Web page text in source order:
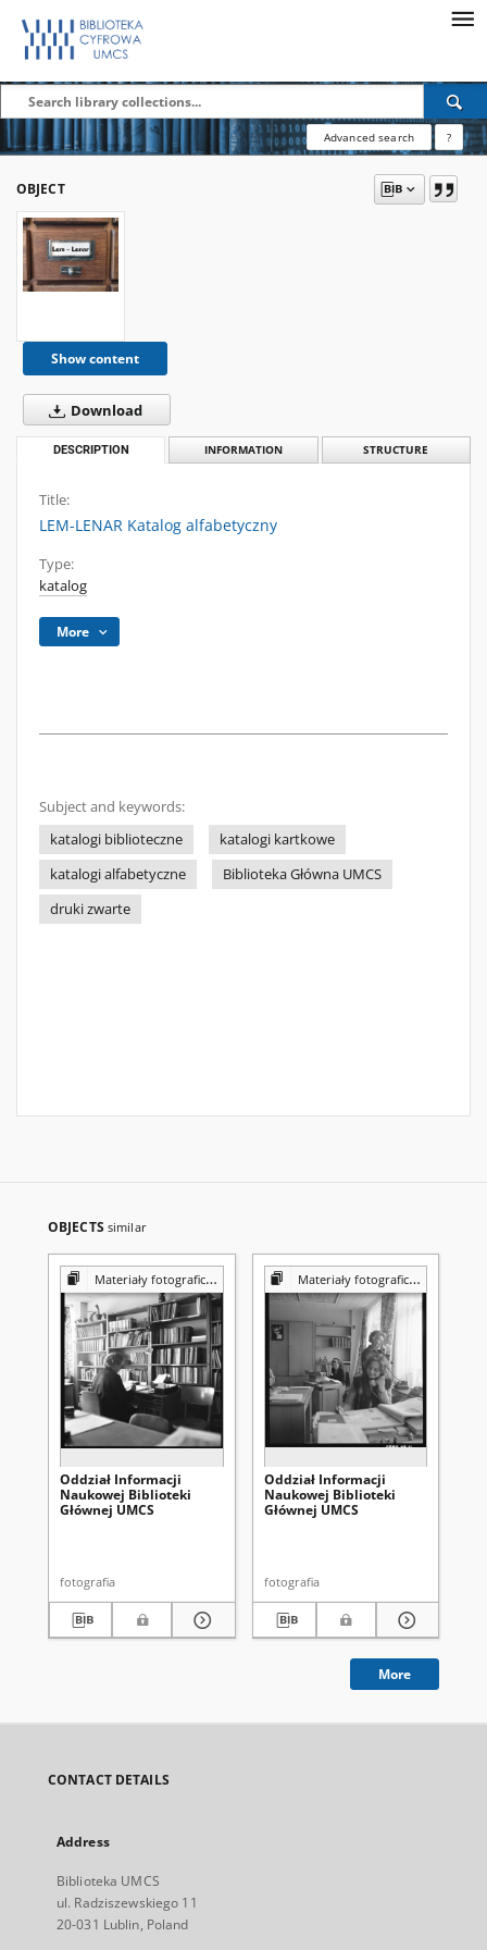
Advanced search ?
OBJECT
Show content
Download
DESCRIPTION INFORMATION STRUCTURE
Title:
LEM-LENAR Katalog alfabetyczny
Type:
katalog
More
Subject and keywords:
katalogi biblioteczne
katalogi kartkowe
katalogi alfabetyczne
Biblioteka Główna UMCS
druki zwarte
OBJECTS similar
Materiały fotograficzne z Pracowni Reprografii Biblioteki UMCS
Oddział Informacji
Naukowej Biblioteki
Głównej UMCS
fotografia
Materiały fotograficzne z Pracowni Reprografii Biblioteki UMCS
Oddział Informacji
Naukowej Biblioteki
Głównej UMCS
fotografia
More
CONTACT DETAILS
Address
Biblioteka UMCS
ul. Radziszewskiego 11
20-031 Lublin, Poland